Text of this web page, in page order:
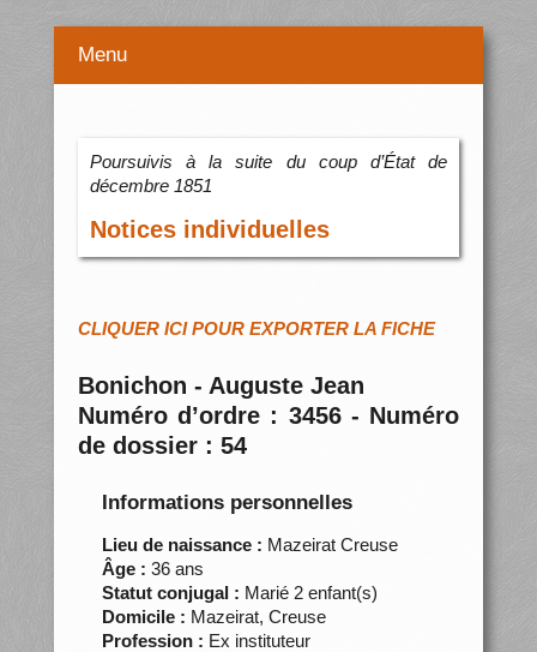
Menu
Poursuivis à la suite du coup d’État de
décembre 1851
Notices individuelles
CLIQUER ICI POUR EXPORTER LA FICHE
Bonichon - Auguste Jean
Numéro d’ordre : 3456 - Numéro
de dossier : 54
Informations personnelles
Lieu de naissance : Mazeirat Creuse
Âge : 36 ans
Statut conjugal : Marié 2 enfant(s)
Domicile : Mazeirat, Creuse
Profession : Ex instituteur